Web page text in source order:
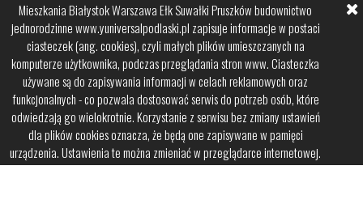
Mieszkania Białystok Warszawa Ełk Suwałki Pruszków budownictwo
jednorodzinne www.yuniversalpodlaski.pl zapisuje informacje w postaci
ciasteczek (ang. cookies), czyli małych plików umieszczanych na
komputerze użytkownika, podczas przeglądania stron www. Ciasteczka
używane są do zapisywania informacji w celach reklamowych oraz
funkcjonalnych - co pozwala dostosować serwis do potrzeb osób, które
odwiedzają go wielokrotnie. Korzystanie z serwisu bez zmiany ustawień
dla plików cookies oznacza, że będą one zapisywane w pamięci
urządzenia. Ustawienia te można zmieniać w przeglądarce internetowej.